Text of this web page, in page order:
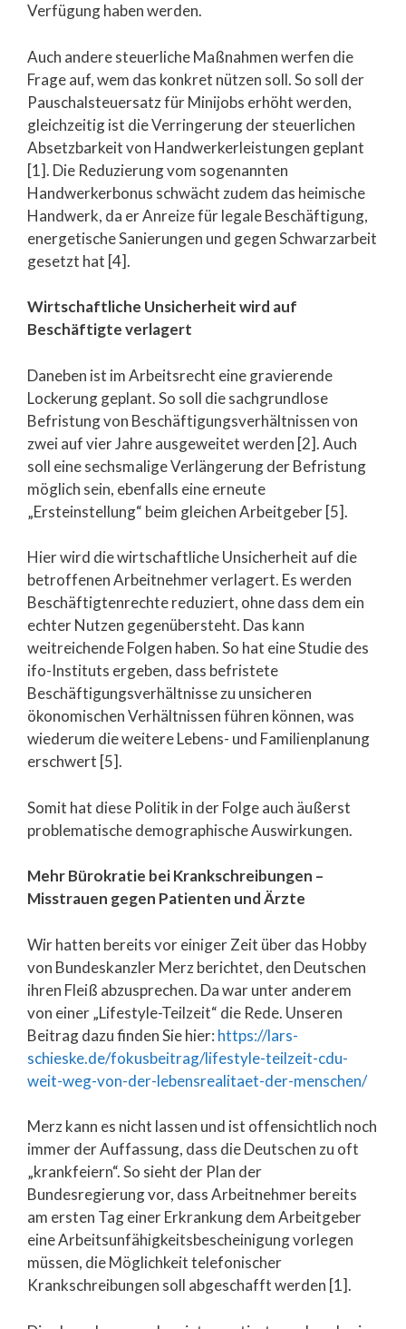
Verfügung haben werden.
Auch andere steuerliche Maßnahmen werfen die
Frage auf, wem das konkret nützen soll. So soll der
Pauschalsteuersatz für Minijobs erhöht werden,
gleichzeitig ist die Verringerung der steuerlichen
Absetzbarkeit von Handwerkerleistungen geplant
[1]. Die Reduzierung vom sogenannten
Handwerkerbonus schwächt zudem das heimische
Handwerk, da er Anreize für legale Beschäftigung,
energetische Sanierungen und gegen Schwarzarbeit
gesetzt hat [4].
Wirtschaftliche Unsicherheit wird auf
Beschäftigte verlagert
Daneben ist im Arbeitsrecht eine gravierende
Lockerung geplant. So soll die sachgrundlose
Befristung von Beschäftigungsverhältnissen von
zwei auf vier Jahre ausgeweitet werden [2]. Auch
soll eine sechsmalige Verlängerung der Befristung
möglich sein, ebenfalls eine erneute
„Ersteinstellung“ beim gleichen Arbeitgeber [5].
Hier wird die wirtschaftliche Unsicherheit auf die
betroffenen Arbeitnehmer verlagert. Es werden
Beschäftigtenrechte reduziert, ohne dass dem ein
echter Nutzen gegenübersteht. Das kann
weitreichende Folgen haben. So hat eine Studie des
ifo-Instituts ergeben, dass befristete
Beschäftigungsverhältnisse zu unsicheren
ökonomischen Verhältnissen führen können, was
wiederum die weitere Lebens- und Familienplanung
erschwert [5].
Somit hat diese Politik in der Folge auch äußerst
problematische demographische Auswirkungen.
Mehr Bürokratie bei Krankschreibungen –
Misstrauen gegen Patienten und Ärzte
Wir hatten bereits vor einiger Zeit über das Hobby
von Bundeskanzler Merz berichtet, den Deutschen
ihren Fleiß abzusprechen. Da war unter anderem
von einer „Lifestyle-Teilzeit“ die Rede. Unseren
Beitrag dazu finden Sie hier: https://lars-
schieske.de/fokusbeitrag/lifestyle-teilzeit-cdu-
weit-weg-von-der-lebensrealitaet-der-menschen/
Merz kann es nicht lassen und ist offensichtlich noch
immer der Auffassung, dass die Deutschen zu oft
„krankfeiern“. So sieht der Plan der
Bundesregierung vor, dass Arbeitnehmer bereits
am ersten Tag einer Erkrankung dem Arbeitgeber
eine Arbeitsunfähigkeitsbescheinigung vorlegen
müssen, die Möglichkeit telefonischer
Krankschreibungen soll abgeschafft werden [1].